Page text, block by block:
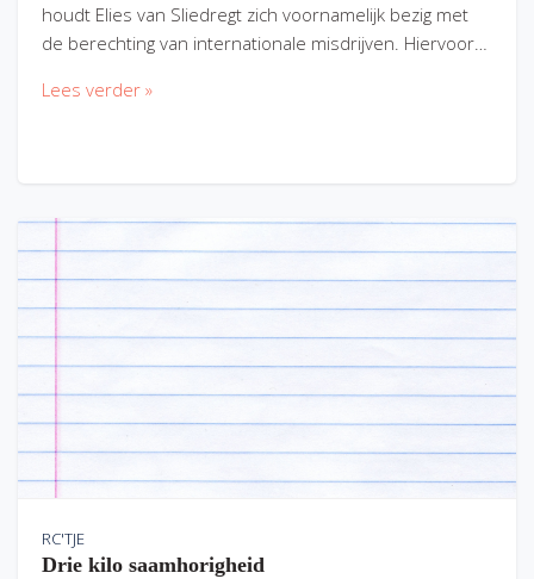
houdt Elies van Sliedregt zich voornamelijk bezig met
de berechting van internationale misdrijven. Hiervoor…
Lees verder »
RC'TJE
Drie kilo saamhorigheid